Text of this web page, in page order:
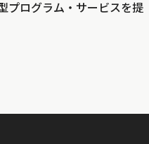
プログラム・サービスを提